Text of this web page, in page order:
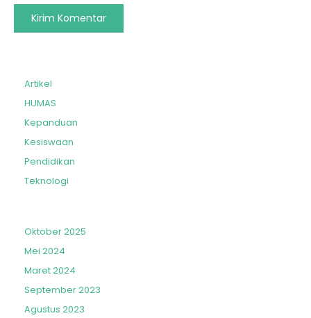
Artikel
HUMAS
Kepanduan
Kesiswaan
Pendidikan
Teknologi
Oktober 2025
Mei 2024
Maret 2024
September 2023
Agustus 2023